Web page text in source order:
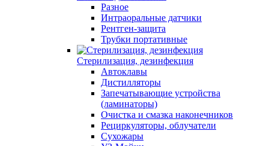
Разное
Интраоральные датчики
Рентген-защита
Трубки портативные
Стерилизация, дезинфекция
Автоклавы
Дистилляторы
Запечатывающие устройства
(ламинаторы)
Очистка и смазка наконечников
Рециркуляторы, облучатели
Сухожары